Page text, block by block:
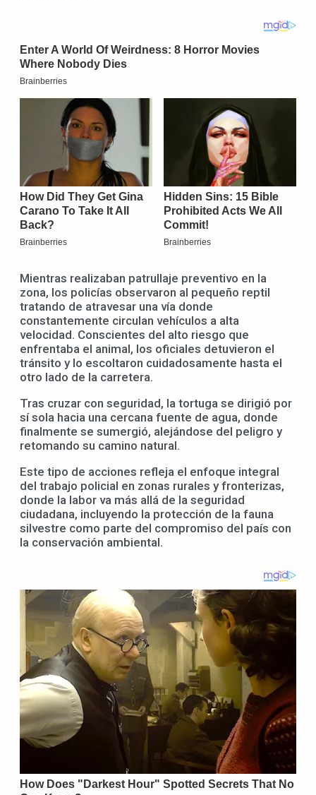
Mientras realizaban patrullaje preventivo en la
zona, los policías observaron al pequeño reptil
tratando de atravesar una vía donde
constantemente circulan vehículos a alta
velocidad. Conscientes del alto riesgo que
enfrentaba el animal, los oficiales detuvieron el
tránsito y lo escoltaron cuidadosamente hasta el
otro lado de la carretera.
Tras cruzar con seguridad, la tortuga se dirigió por
sí sola hacia una cercana fuente de agua, donde
finalmente se sumergió, alejándose del peligro y
retomando su camino natural.
Este tipo de acciones refleja el enfoque integral
del trabajo policial en zonas rurales y fronterizas,
donde la labor va más allá de la seguridad
ciudadana, incluyendo la protección de la fauna
silvestre como parte del compromiso del país con
la conservación ambiental.